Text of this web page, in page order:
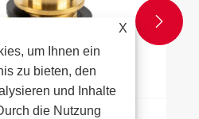

X
um Ihnen ein
zu bieten, den
und Inhalte
die Nutzung